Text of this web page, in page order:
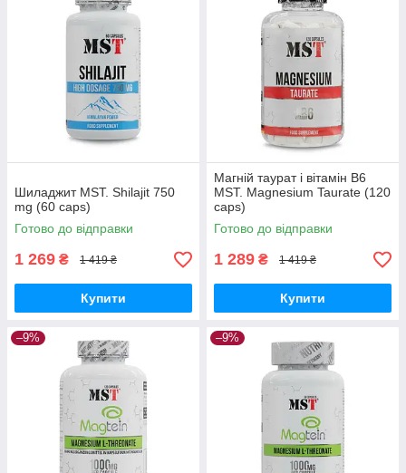
Шиладжит MST. Shilajit 750
mg (60 caps)
Готово до відправки
1 269 ₴ 1 419 ₴
Купити
Магній таурат і вітамін B6
MST. Magnesium Taurate (120
caps)
Готово до відправки
1 289 ₴ 1 419 ₴
Купити
–9% –9%